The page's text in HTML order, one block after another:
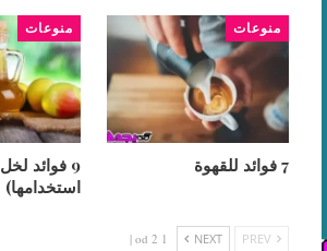
منوعات
7 فوائد للقهوة
منوعات
9 فوائد
استخدامها)
NEXT
1 od 2 |